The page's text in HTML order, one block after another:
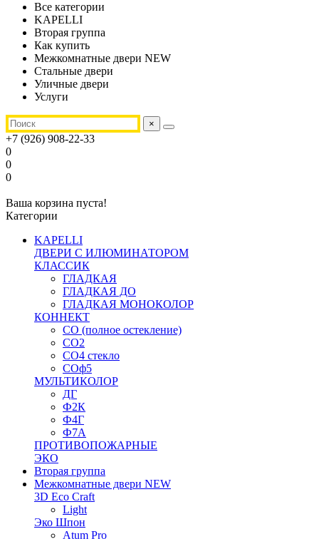
Все категории
KAPELLI
Вторая группа
Как купить
Межкомнатные двери NEW
Стальные двери
Уличные двери
Услуги
×
+7 (926) 908-22-33
0
0
0
Ваша корзина пуста!
Категории
KAPELLI
ДВЕРИ С ИЛЮМИНАТОРОМ
КЛАССИК
ГЛАДКАЯ
ГЛАДКАЯ ДО
ГЛАДКАЯ МОНОКОЛОР
КОННЕКТ
СО (полное остекление)
СО2
СО4 стекло
СОф5
МУЛЬТИКОЛОР
ДГ
Ф2К
Ф4Г
Ф7А
ПРОТИВОПОЖАРНЫЕ
ЭКО
Вторая группа
Межкомнатные двери NEW
3D Eco Craft
Light
Эко Шпон
Atum Pro